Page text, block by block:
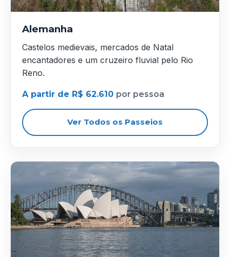
Alemanha
Castelos medievais, mercados de Natal
encantadores e um cruzeiro fluvial pelo Rio
Reno.
A partir de R$ 62.610 por pessoa
Ver Todos os Passeios